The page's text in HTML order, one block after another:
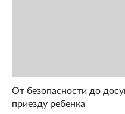
От безопасности до
приезду ребенка